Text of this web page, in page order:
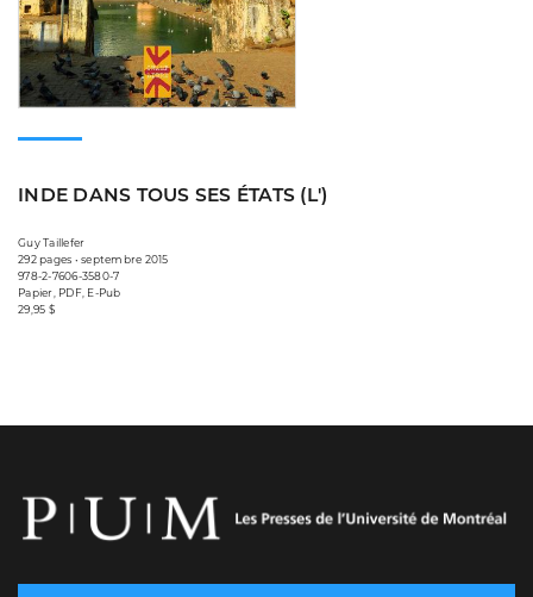
INDE DANS TOUS SES ÉTATS (L')
Guy Taillefer
292 pages • septembre 2015
978-2-7606-3580-7
Papier, PDF, E-Pub
29,95 $